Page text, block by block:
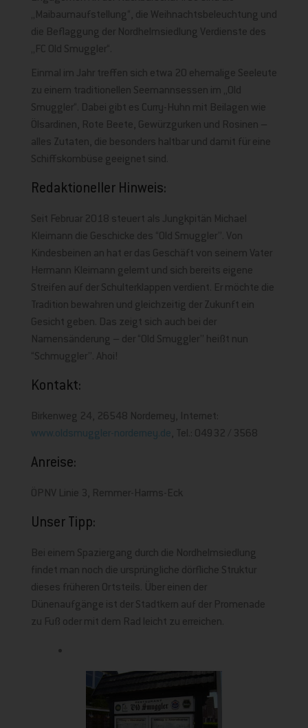
„Maibaumaufstellung“, die Weihnachtsbeleuchtung und
die Beflaggung der Nordhelmsiedlung Verdienste des
„FC Old Smuggler“.
Einmal im Jahr treffen sich etwa 20 ehemalige Seeleute
zu einem traditionellen Seemannsessen im „Old
Smuggler“. Dabei gibt es Curry-Huhn mit Beilagen wie
Ölsardinen, Rote Beete, Gewürzgurken und Rosinen –
alles Zutaten, die besonders haltbar und damit für eine
Schiffskombüse geeignet sind.
Redaktioneller Hinweis:
Seit Februar 2018 steuert als Jungkpitän Michael
Kleimann die Geschicke des “Old Smuggler”. Von
Kindesbeinen an hat er das Geschäft von seinem Vater
Hermann Kleimann gelernt und sich bereits eigene
Streifen auf der Schulterklappen verdient. Er möchte die
Tradition bewahren und gleichzeitig der Zukunft ein
Gesicht geben. Das zeigt sich auch bei der
Namensänderung – der “Old Smuggler” heißt nun
“Schmuggler”. Ahoi!
Kontakt:
Birkenweg 24, 26548 Norderney, Internet:
www.oldsmuggler-norderney.de , Tel.: 04932 / 3568
Anreise:
ÖPNV Linie 3, Remmer-Harms-Eck
Unser Tipp:
Bei einem Spaziergang durch die Nordhelmsiedlung
findet man noch die ursprüngliche dörfliche Struktur
dieses früheren Ortsteils. Über einen der
Dünenaufgänge ist der Stadtkern auf der Promenade
zu Fuß oder mit dem Rad leicht zu erreichen.